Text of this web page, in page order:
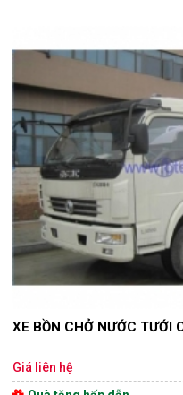
XE BỒN CHỞ NƯỚC TƯỚI
Giá liên hệ